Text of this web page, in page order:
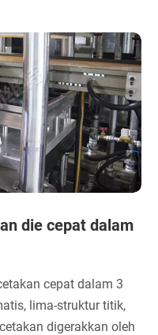
die cepat dalam
cepat dalam 3
lima-struktur titik,
digerakkan oleh